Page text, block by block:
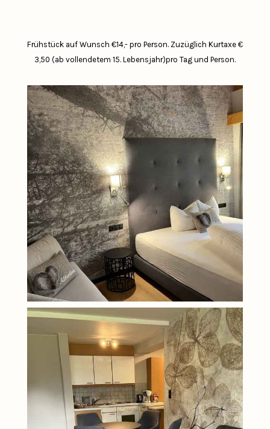
Frühstück auf Wunsch €14,- pro Person. Zuzüglich Kurtaxe €
3,50 (ab vollendetem 15. Lebensjahr)pro Tag und Person.